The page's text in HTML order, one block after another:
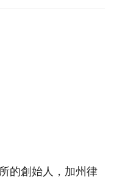
的創始人，加州律